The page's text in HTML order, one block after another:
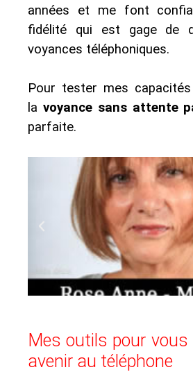
années et me font
fidélité qui est gage de
voyances téléphoniques.
Pour tester mes capacités
la voyance sans attente
parfaite.
Mes outils pour vous
avenir au téléphone